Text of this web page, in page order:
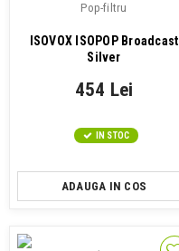
Pop-filtru
ISOVOX ISOPOP Broadcast
Silver
454 Lei
IN STOC
ADAUGA IN COS